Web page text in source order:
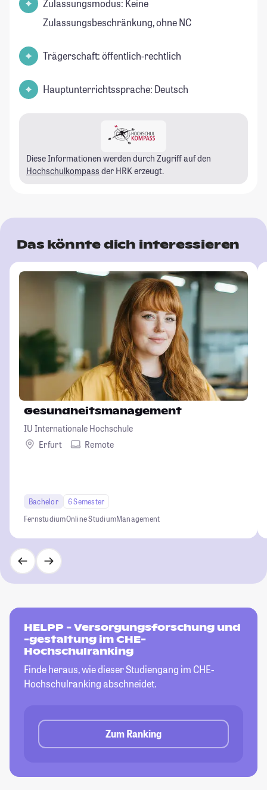
Zulassungsmodus: Keine
Zulassungsbeschränkung, ohne NC
Trägerschaft: öffentlich-rechtlich
Hauptunterrichtssprache: Deutsch
Diese Informationen werden durch Zugriff auf den
Hochschulkompass der HRK erzeugt.
Das könnte dich interessieren
Gesundheitsmanagement
IU Internationale Hochschule
Erfurt
Remote
Bachelor
6 Semester
FernstudiumOnline StudiumManagement
HELPP - Versorgungsforschung und
-gestaltung im CHE-
Hochschulranking
Finde heraus, wie dieser Studiengang im CHE-
Hochschulranking abschneidet.
Zum Ranking